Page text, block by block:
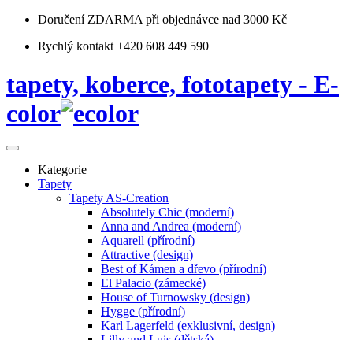
Doručení ZDARMA při objednávce nad 3000 Kč
Rychlý kontakt +420 608 449 590
tapety, koberce, fototapety - E-
color
Kategorie
Tapety
Tapety AS-Creation
Absolutely Chic (moderní)
Anna and Andrea (moderní)
Aquarell (přírodní)
Attractive (design)
Best of Kámen a dřevo (přírodní)
El Palacio (zámecké)
House of Turnowsky (design)
Hygge (přírodní)
Karl Lagerfeld (exklusivní, design)